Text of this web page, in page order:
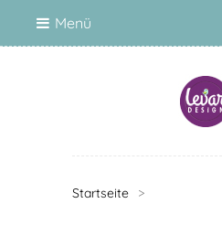
Menü
Startseite >